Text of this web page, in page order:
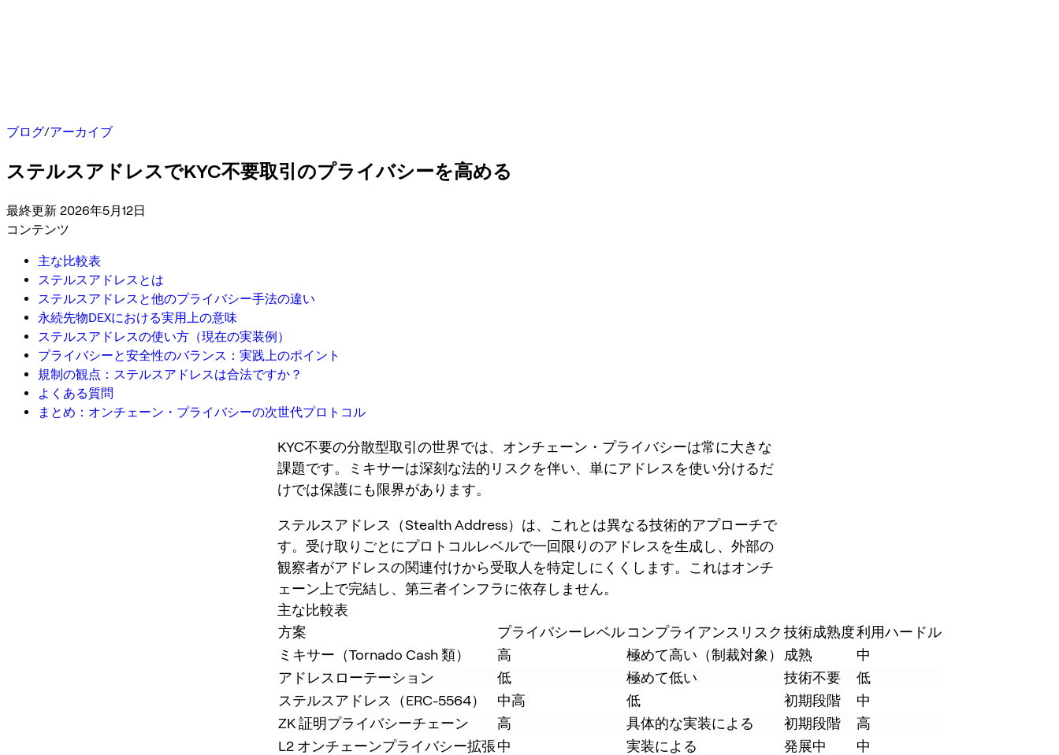
ブログ/アーカイブ
ステルスアドレスでKYC不要取引のプライバシーを高める
最終更新 2026年5月12日
コンテンツ
主な比較表
ステルスアドレスとは
ステルスアドレスと他のプライバシー手法の違い
永続先物DEXにおける実用上の意味
ステルスアドレスの使い方（現在の実装例）
プライバシーと安全性のバランス：実践上のポイント
規制の観点：ステルスアドレスは合法ですか？
よくある質問
まとめ：オンチェーン・プライバシーの次世代プロトコル
KYC不要の分散型取引の世界では、オンチェーン・プライバシーは常に大きな
課題です。ミキサーは深刻な法的リスクを伴い、単にアドレスを使い分けるだ
けでは保護にも限界があります。
ステルスアドレス（Stealth Address）は、これとは異なる技術的アプローチで
す。受け取りごとにプロトコルレベルで一回限りのアドレスを生成し、外部の
観察者がアドレスの関連付けから受取人を特定しにくくします。これはオンチ
ェーン上で完結し、第三者インフラに依存しません。
主な比較表
方案
プライバシーレベルコンプライアンスリスク 技術成熟度利用ハードル
ミキサー（Tornado Cash 類）
高 極めて高い（制裁対象） 成熟
中
アドレスローテーション
低 極めて低い 技術不要
低
ステルスアドレス（ERC-5564）
中高 低 初期段階
中
ZK 証明プライバシーチェーン
高 具体的な実装による 初期段階
高
L2 オンチェーンプライバシー拡張中 実装による 発展中
中